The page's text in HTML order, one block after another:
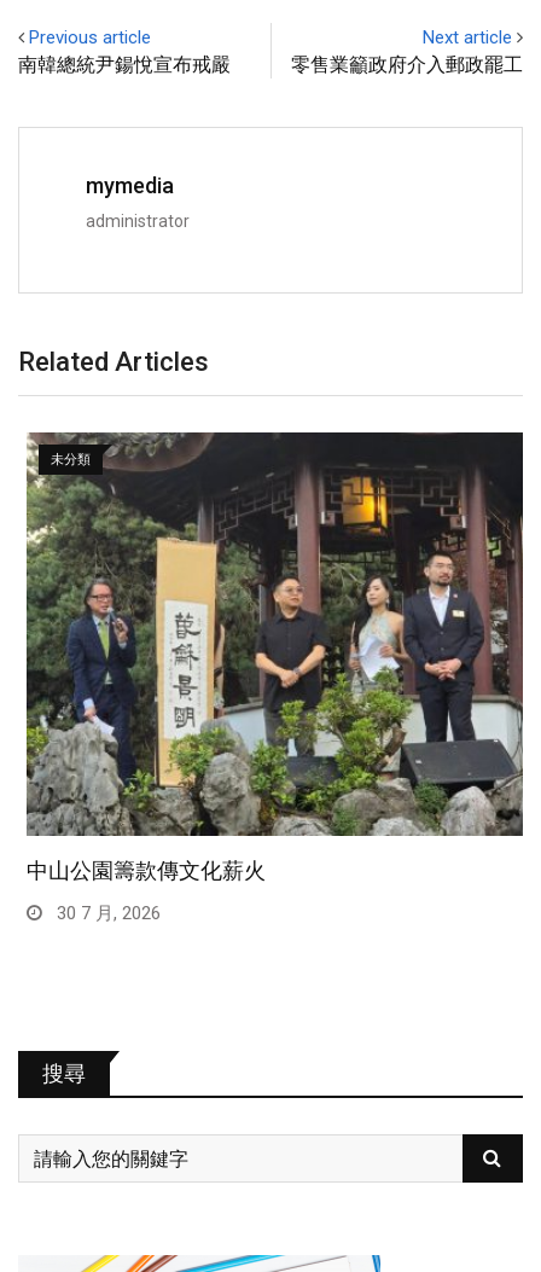
Previous article
南韓總統尹鍚悅宣布戒嚴
Next article
零售業籲政府介入郵政罷工
mymedia
administrator
Related Articles
未分類
中山公園籌款傳文化薪火
30 7 月, 2026
搜尋